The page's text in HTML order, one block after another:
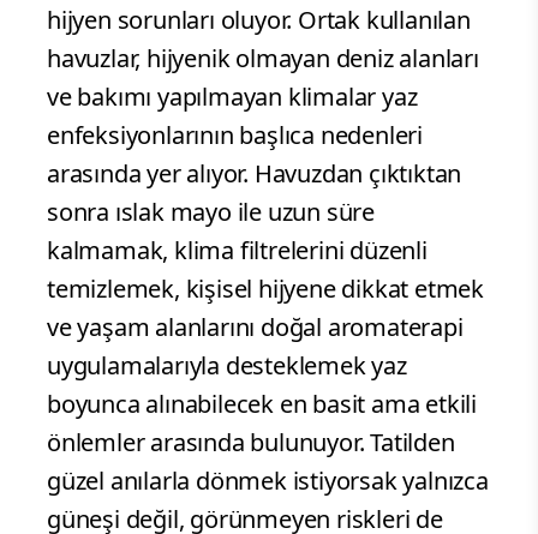
hijyen sorunları oluyor. Ortak kullanılan
havuzlar, hijyenik olmayan deniz alanları
ve bakımı yapılmayan klimalar yaz
enfeksiyonlarının başlıca nedenleri
arasında yer alıyor. Havuzdan çıktıktan
sonra ıslak mayo ile uzun süre
kalmamak, klima filtrelerini düzenli
temizlemek, kişisel hijyene dikkat etmek
ve yaşam alanlarını doğal aromaterapi
uygulamalarıyla desteklemek yaz
boyunca alınabilecek en basit ama etkili
önlemler arasında bulunuyor. Tatilden
güzel anılarla dönmek istiyorsak yalnızca
güneşi değil, görünmeyen riskleri de